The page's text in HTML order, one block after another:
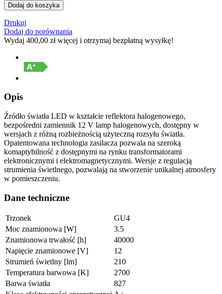
Dodaj do koszyka
Drukuj
Dodaj do porównania
Wydaj 400,00 złwięcej i otrzymaj bezpłatną wysyłkę!
Opis
Źródło światła LED w kształcie reflektora halogenowego,
bezpośredni zamiennik 12 V lamp halogenowych, dostępny w
wersjach z różną rozbieżnością użyteczną rozsyłu światła.
Opatentowana technologia zasilacza pozwala na szeroką
komaptybilność z dostępnymi na rynku transformatorami
elektronicznymi i elektromagnetycznymi. Wersje z regulacją
strumienia świetlnego, pozwalają na stworzenie unikalnej atmosfery
w pomieszczeniu.
Dane techniczne
Trzonek
GU4
Moc znamionowa [W]
3.5
Znamionowa trwałość [h]
40000
Napięcie znamionowe [V]
12
Strumień świetlny [lm]
210
Temperatura barwowa [K]
2700
Barwa światła
827